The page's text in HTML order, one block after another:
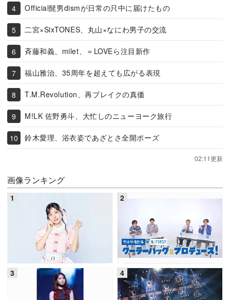
Official髭男dismが日常の只中に届けたもの
二宮×SixTONES、丸山×なにわ男子の交流
斉藤和義、milet、＝LOVEら注目新作
福山雅治、35周年を超えても広がる表現
T.M.Revolution、再ブレイクの真価
M!LK 佐野勇斗、大忙しのニューヨーク旅行
鈴木愛理、浴衣姿であざとさ全開ポーズ
02:11更新
画像ランキング